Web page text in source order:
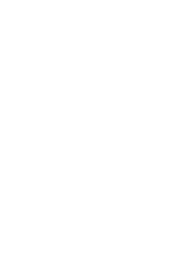
favoritos